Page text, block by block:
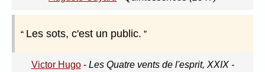
Les sots, c'est un public.
Victor Hugo- Les Quatre vents de l'esprit, XXIX -